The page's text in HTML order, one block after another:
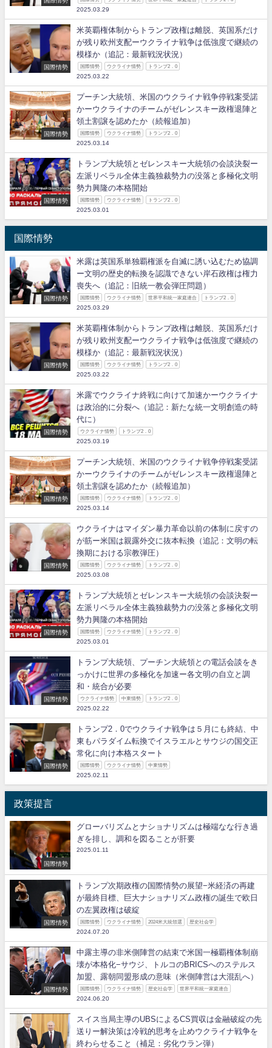
2025.03.29
国際情勢
米英覇権体制からトランプ政権は離脱、英国系だけ
が残り欧州支配ーウクライナ戦争は低強度で継続の
模様か（追記：最新戦況状況）
国際情勢 ウクライナ情勢 トランプ2．0
2025.03.22
国際情勢
プーチン大統領、米国のウクライナ戦争停戦案受諾
かーウクライナのチームがゼレンスキー政権退陣と
領土割譲を認めたか（続報追加）
国際情勢 ウクライナ情勢 トランプ2．0
2025.03.14
国際情勢
トランプ大統領とゼレンスキー大統領の会談決裂ー
左派リベラル全体主義独裁勢力の没落と多極化文明
勢力興隆の本格開始
国際情勢 ウクライナ情勢 トランプ2．0
2025.03.01
国際情勢
国際情勢
米露は英国系単独覇権派を自滅に誘い込むため協調
ー文明の歴史的転換を認識できない岸石政権は権力
喪失へ（追記：旧統一教会弾圧問題）
国際情勢 ウクライナ情勢 世界平和統一家庭連合 トランプ2．0
2025.03.29
国際情勢
米英覇権体制からトランプ政権は離脱、英国系だけ
が残り欧州支配ーウクライナ戦争は低強度で継続の
模様か（追記：最新戦況状況）
国際情勢 ウクライナ情勢 トランプ2．0
2025.03.22
国際情勢
米露でウクライナ終戦に向けて加速かーウクライナ
は政治的に分裂へ（追記：新たな統一文明創造の時
代に）
ウクライナ情勢 トランプ2．0
2025.03.19
国際情勢
プーチン大統領、米国のウクライナ戦争停戦案受諾
かーウクライナのチームがゼレンスキー政権退陣と
領土割譲を認めたか（続報追加）
国際情勢 ウクライナ情勢 トランプ2．0
2025.03.14
国際情勢
ウクライナはマイダン暴力革命以前の体制に戻すの
が筋ー米国は親露外交に抜本転換（追記：文明の転
換期における宗教弾圧）
国際情勢 ウクライナ情勢 トランプ2．0
2025.03.08
国際情勢
トランプ大統領とゼレンスキー大統領の会談決裂ー
左派リベラル全体主義独裁勢力の没落と多極化文明
勢力興隆の本格開始
国際情勢 ウクライナ情勢 トランプ2．0
2025.03.01
国際情勢
トランプ大統領、プーチン大統領との電話会談をき
っかけに世界の多極化を加速ー各文明の自立と調
和・統合が必要
ウクライナ情勢 中東情勢 トランプ2．0
2025.02.22
国際情勢
トランプ2．0でウクライナ戦争は５月にも終結、中
東もパラダイム転換でイスラエルとサウジの国交正
常化に向け本格スタート
国際情勢 ウクライナ情勢 中東情勢
2025.02.11
政策提言
国際情勢
グローバリズムとナショナリズムは極端なな行き過
ぎを排し、調和を図ることが肝要
2025.01.11
国際情勢
トランプ次期政権の国際情勢の展望−米経済の再建
が最終目標、巨大ナショナリズム政権の誕生で欧日
の左翼政権は破綻
国際情勢 ウクライナ情勢 2024米大統領選 歴史社会学
2024.07.20
国際情勢
中露主導の非米側陣営の結束で米国一極覇権体制崩
壊が本格化−サウジ、トルコのBRICSへのステルス
加盟、露朝同盟形成の意味（米側陣営は大混乱へ）
国際情勢 ウクライナ情勢 歴史社会学 世界平和統一家庭連合
2024.06.20
スイス当局主導のUBSによるCS買収は金融破綻の先
送りー解決策は冷戦的思考を止めウクライナ戦争を
終わらせること（補足：劣化ウラン弾）